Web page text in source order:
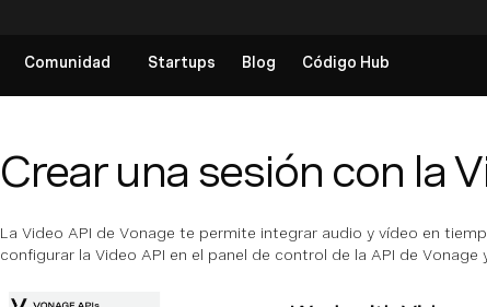
Comunidad Startups Blog Código Hub
Crear una sesión con la
La Video API de Vonage te permite integrar audio y vídeo en
configurar la Video API en el panel de control de la API de